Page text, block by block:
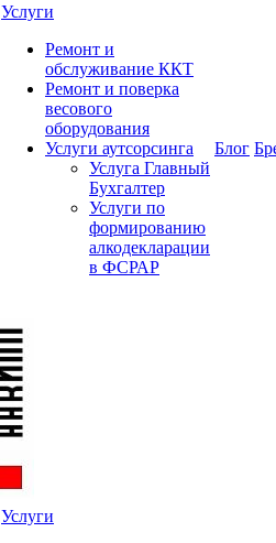
Услуги
Ремонт и
обслуживание ККТ
Ремонт и поверка
весового
оборудования
Услуги аутсорсинга
Услуга Главный
Бухгалтер
Услуги по
формированию
алкодекларации
в ФСРАР
Блог
Услуги